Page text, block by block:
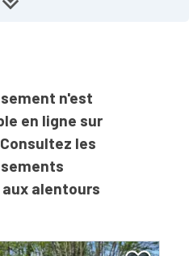
n'est
en ligne sur
les
alentours